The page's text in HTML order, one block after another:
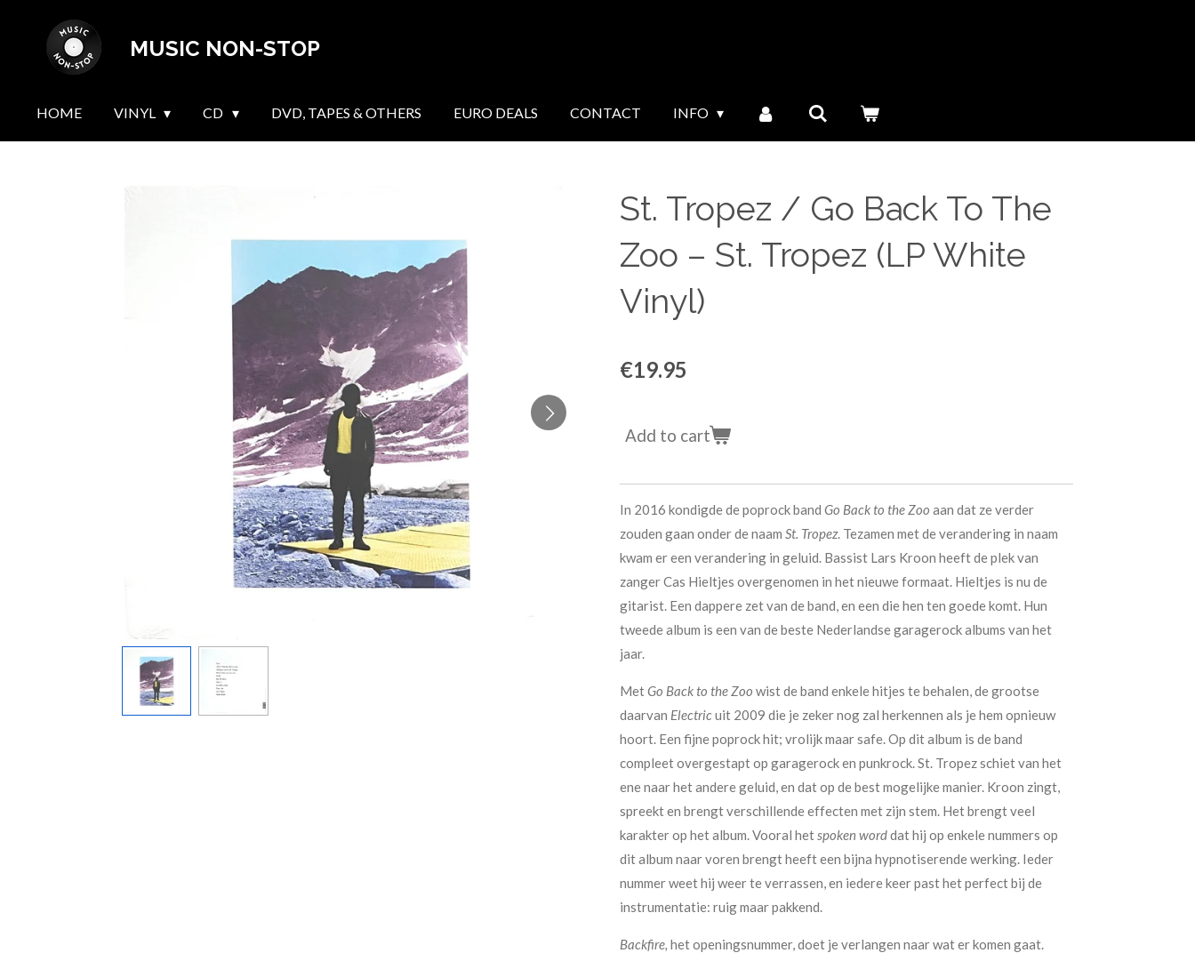
MUSIC NON-STOP
HOME VINYL CD DVD, TAPES & OTHERS EURO DEALS CONTACT INFO
St. Tropez / Go Back To The
Zoo – St. Tropez (LP White
Vinyl)
€19.95
Add to cart
In 2016 kondigde de poprock band Go Back to the Zoo aan dat ze verder
zouden gaan onder de naam St. Tropez. Tezamen met de verandering in naam
kwam er een verandering in geluid. Bassist Lars Kroon heeft de plek van
zanger Cas Hieltjes overgenomen in het nieuwe formaat. Hieltjes is nu de
gitarist. Een dappere zet van de band, en een die hen ten goede komt. Hun
tweede album is een van de beste Nederlandse garagerock albums van het
jaar.
MetGo Back to the Zoo wist de band enkele hitjes te behalen, de grootse
daarvan Electricuit 2009 die je zeker nog zal herkennen als je hem opnieuw
hoort. Een fijne poprock hit; vrolijk maar safe. Op dit album is de band
compleet overgestapt op garagerock en punkrock. St. Tropez schiet van het
ene naar het andere geluid, en dat op de best mogelijke manier. Kroon zingt,
spreekt en brengt verschillende effecten met zijn stem. Het brengt veel
karakter op het album. Vooral hetspoken worddat hij op enkele nummers op
dit album naar voren brengt heeft een bijna hypnotiserende werking. Ieder
nummer weet hij weer te verrassen, en iedere keer past het perfect bij de
instrumentatie: ruig maar pakkend.
Backfire, het openingsnummer, doet je verlangen naar wat er komen gaat.